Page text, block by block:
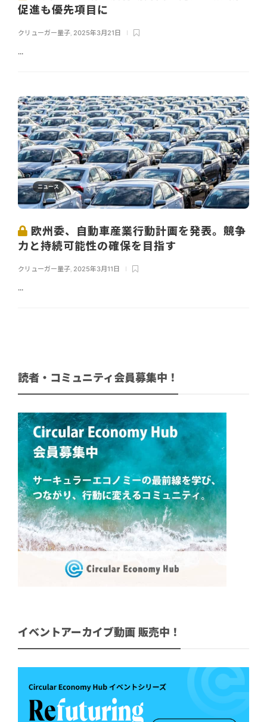
促進も優先項目に
クリューガー量子, 2025年3月21日
...
ニュース
欧州委、自動車産業行動計画を発表。競争
力と持続可能性の確保を目指す
クリューガー量子, 2025年3月11日
...
読者・コミュニティ会員募集中！
イベントアーカイブ動画 販売中！